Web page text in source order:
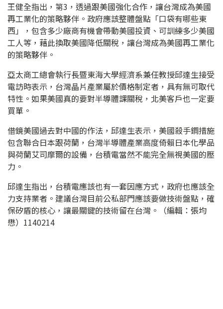
王健全指出，第3，透過跟美國強化合作，讓台灣成為美國
再工業化的策略夥伴。政府應該整體盤點「口袋有哪些東
西」，包含多少廠商有機會帶動美國投資、可訓練多少美國
工人等，藉此換取美國降低關稅，讓台灣成為美國再工業化
的策略夥伴。
亞太商工總會執行長暨東海大學經濟系兼任教授邱達生接受
電訪時表示，台灣晶片產業屬於價格制定者，具有無可取代
特性。如果美國真的要對半導體課關稅，北美客戶也一定要
買單。
借鏡美國過去對中國的作法，邱達生表示，美國殺手鐧措施
包含聯合日本跟荷蘭，台灣半導體產業高度倚賴日本化學品
與荷蘭艾司摩爾的設備，台積電當然不能完全無視美國的壓
力。
邱達生指出，台積電應該也有一套因應方式，政府也應該全
力支持業者。建議台灣目前公私部門應該要做技術盤點，確
保矽盾的核心，讓最關鍵的技術留在台灣。（編輯：張均
懋）1140214